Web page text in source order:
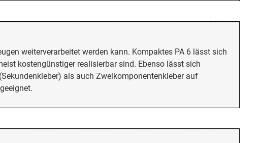
weiterverarbeitet werden kann. Kompaktes PA 6 lässt sich
kostengünstiger realisierbar sind. Ebenso lässt sich
als auch Zweikomponentenkleber auf